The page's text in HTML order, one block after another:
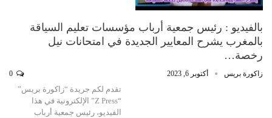
بالفيديو : رئيس جمعية أرباب مؤسسات تعليم السياقة
بالمغرب يشرح المعايير الجديدة في امتحانات نيل
رخصة…
زاكورة بريس أكتوبر 6, 2023
تقدم لكم جريدة “زاكورة بريس”
“Z Press” الإلكترونية في هذا
الفيديو، رئيس جمعية أرباب